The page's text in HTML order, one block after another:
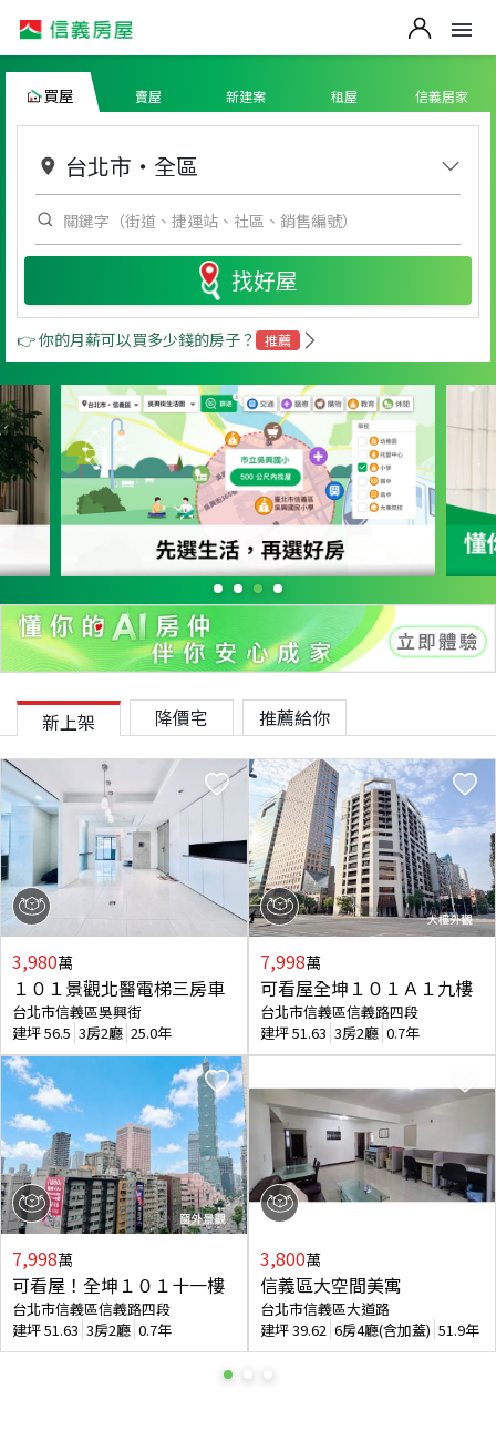
買屋 賣屋 新建案 租屋 信義居家
台北市 ・ 全區
找好屋
👉 你的月薪可以買多少錢的房子？ 推薦
新上架 降價宅 推薦給你
3,980萬
１０１景觀北醫電梯三房車
台北市信義區吳興街
建坪56.5 3房2廳 25.0年
7,998萬
可看屋！全坤１０１十一樓
台北市信義區信義路四段
建坪51.63 3房2廳 0.7年
7,998萬
可看屋全坤１０１Ａ１九樓
台北市信義區信義路四段
建坪51.63 3房2廳 0.7年
3,800萬
信義區大空間美寓
台北市信義區大道路
建坪39.62 6房4廳(含加蓋) 51.9年